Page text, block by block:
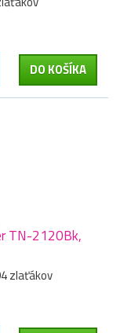
DO KOŠÍKA
TN-2120Bk,
zlaťákov